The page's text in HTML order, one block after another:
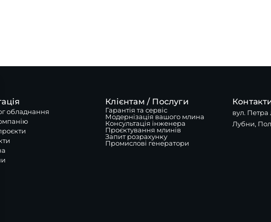
обладнання
Клієнтам / Послуги
Гарантія та сервіс
Модернізація вашого млина
Консультація інженера
Проєктування млинів
Запит розрахунку
Промислові генератори
вул. Петра
Лубни,